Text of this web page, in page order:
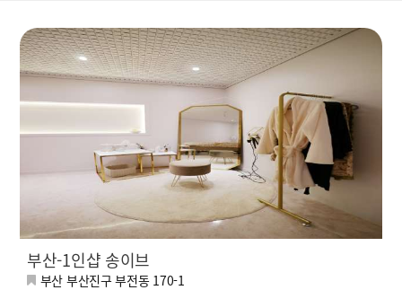
부산-1인샵 송이브
부산 부산진구 부전동 170-1